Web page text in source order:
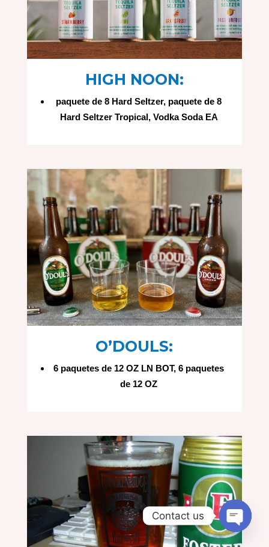
HIGH NOON:
paquete de 8 Hard Seltzer, paquete de 8
Hard Seltzer Tropical, Vodka Soda EA
O’DOULS:
6 paquetes de 12 OZ LN BOT, 6 paquetes
de 12 OZ
Contact us
Open